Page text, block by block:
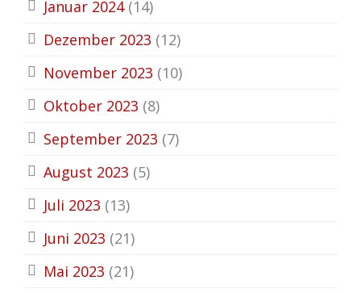
Januar 2024(14)
Dezember 2023 (12)
November 2023 (10)
Oktober 2023 (8)
September 2023 (7)
August 2023 (5)
Juli 2023 (13)
Juni 2023 (21)
Mai 2023 (21)